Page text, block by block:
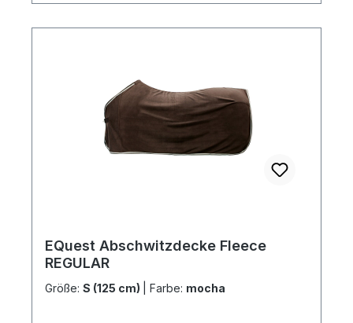
EQuest Abschwitzdecke Fleece
REGULAR
Größe: S (125 cm) Farbe: mocha